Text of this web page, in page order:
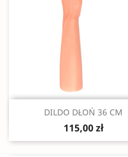
 Szybki podgląd
DILDO DŁOŃ 36 CM
115,00 zł